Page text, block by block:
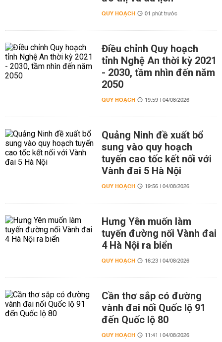
QUY HOẠCH 01 phút trước
Điều chỉnh Quy hoạch
tỉnh Nghệ An thời kỳ 2021
- 2030, tầm nhìn đến năm
2050
QUY HOẠCH 19:59 | 04/08/2026
Quảng Ninh đề xuất bổ
sung vào quy hoạch
tuyến cao tốc kết nối với
Vành đai 5 Hà Nội
QUY HOẠCH 19:56 | 04/08/2026
Hưng Yên muốn làm
tuyến đường nối Vành đai
4 Hà Nội ra biển
QUY HOẠCH 16:23 | 04/08/2026
Cần thơ sắp có đường
vành đai nối Quốc lộ 91
đến Quốc lộ 80
QUY HOẠCH 11:41 | 04/08/2026